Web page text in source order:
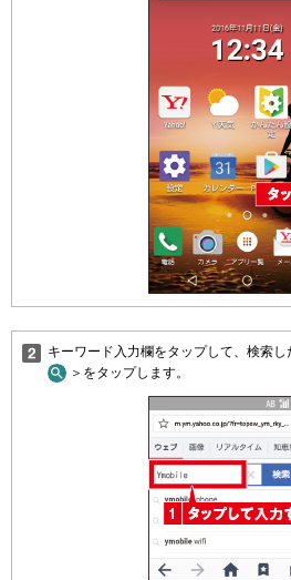
キーワード入力欄をタップして、検索
＞をタップします。